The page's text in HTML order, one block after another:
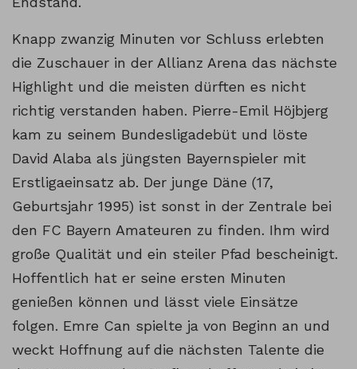
Knapp zwanzig Minuten vor Schluss erlebten
die Zuschauer in der Allianz Arena das nächste
Highlight und die meisten dürften es nicht
richtig verstanden haben. Pierre-Emil Höjbjerg
kam zu seinem Bundesligadebüt und löste
David Alaba als jüngsten Bayernspieler mit
Erstligaeinsatz ab. Der junge Däne (17,
Geburtsjahr 1995) ist sonst in der Zentrale bei
den FC Bayern Amateuren zu finden. Ihm wird
große Qualität und ein steiler Pfad bescheinigt.
Hoffentlich hat er seine ersten Minuten
genießen können und lässt viele Einsätze
folgen. Emre Can spielte ja von Beginn an und
weckt Hoffnung auf die nächsten Talente die